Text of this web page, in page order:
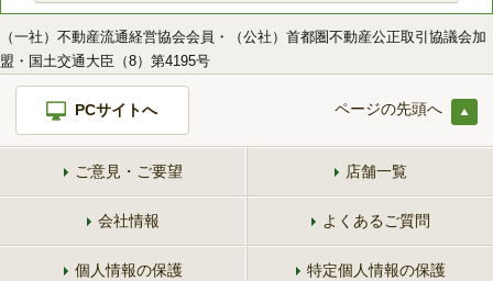
（一社）不動産流通経営協会会員・（公社）首都圏不動産公正取引協議会加
盟・国土交通大臣（8）第4195号
PCサイトへ ページの先頭へ
ご意見・ご要望 店舗一覧
会社情報 よくあるご質問
個人情報の保護 特定個人情報の保護